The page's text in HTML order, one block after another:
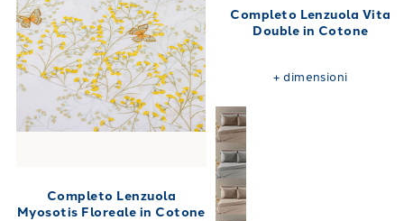
Completo Lenzuola
Myosotis Floreale in Cotone
Completo Lenzuola Vita
Double in Cotone
+dimensioni